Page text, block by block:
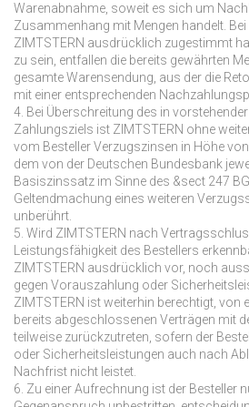
Warenabnahme, soweit es sich um
Zusammenhang mit Mengen handelt.
ZIMTSTERN ausdrücklich zugestimmt
zu sein, entfallen die bereits gewährten
gesamte Warensendung, aus der die
mit einer entsprechenden
4. Bei Überschreitung des in
Zahlungsziels ist ZIMTSTERN ohne
vom Besteller Verzugszinsen in Höhe
dem von der Deutschen Bundesbank
Basiszinssatz im Sinne des &sect 247
Geltendmachung eines weiteren
unberührt.
5. Wird ZIMTSTERN nach
Leistungsfähigkeit des Bestellers
ZIMTSTERN ausdrücklich vor, noch
gegen Vorauszahlung oder
ZIMTSTERN ist weiterhin berechtigt, von
bereits abgeschlossenen Verträgen mit
teilweise zurückzutreten, sofern der
oder Sicherheitsleistungen auch nach
Nachfrist nicht leistet.
6. Zu einer Aufrechnung ist der Besteller